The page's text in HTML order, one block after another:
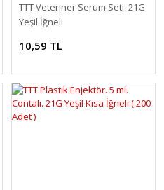
TTT Veteriner Serum Seti. 21G
Yeşil İğneli
10,59 TL